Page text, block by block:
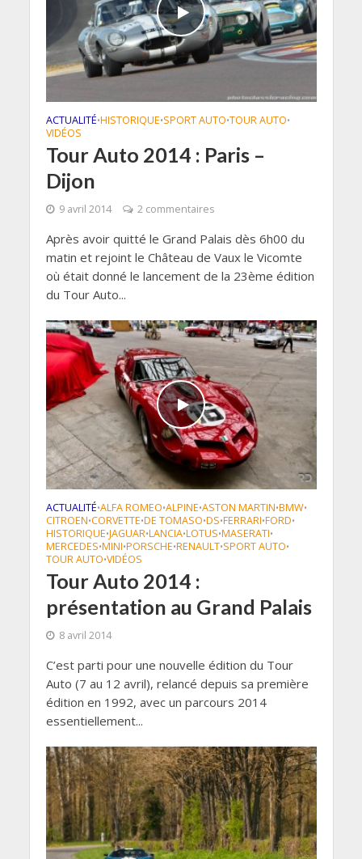
ACTUALITÉ•HISTORIQUE•SPORT AUTO•TOUR AUTO•
VIDÉOS
Tour Auto 2014 : Paris –
Dijon
9 avril 2014 2 commentaires
Après avoir quitté le Grand Palais dès 6h00 du
matin et rejoint le Château de Vaux le Vicomte
où était donné le lancement de la 23ème édition
du Tour Auto...
ACTUALITÉ•ALFA ROMEO•ALPINE•ASTON MARTIN•BMW•
CITROEN•CORVETTE•DE TOMASO•DS•FERRARI•FORD•
HISTORIQUE•JAGUAR•LANCIA•LOTUS•MASERATI•
MERCEDES•MINI•PORSCHE•RENAULT•SPORT AUTO•
TOUR AUTO•VIDÉOS
Tour Auto 2014 :
présentation au Grand Palais
8 avril 2014
C’est parti pour une nouvelle édition du Tour
Auto (7 au 12 avril), relancé depuis sa première
édition en 1992, avec un parcours 2014
essentiellement...